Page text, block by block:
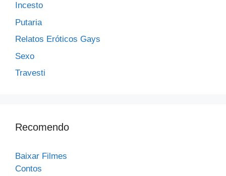
Incesto
Putaria
Relatos Eróticos Gays
Sexo
Travesti
Recomendo
Baixar Filmes
Contos